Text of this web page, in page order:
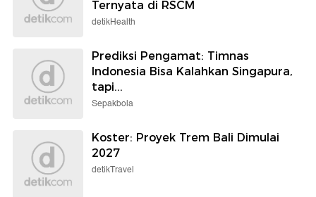
Ternyata di RSCM
detikHealth
Prediksi Pengamat: Timnas
Indonesia Bisa Kalahkan Singapura,
tapi...
Sepakbola
Koster: Proyek Trem Bali Dimulai
2027
detikTravel